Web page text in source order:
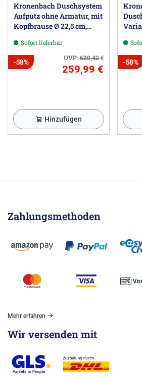
Kronenbach Duschsystem
Aufputz ohne Armatur, mit
Kopfbrause Ø 22,5 cm,
Sofort lieferbar
UVP:620,42€
-58%
259,99 €
Hinzufügen
-58%
Zahlungsmethoden
Mehr erfahren
Wir versenden mit